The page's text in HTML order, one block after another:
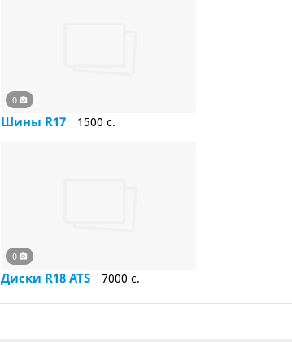
0
Шины R17 1500 c.
0
Диски R18 ATS 7000 c.